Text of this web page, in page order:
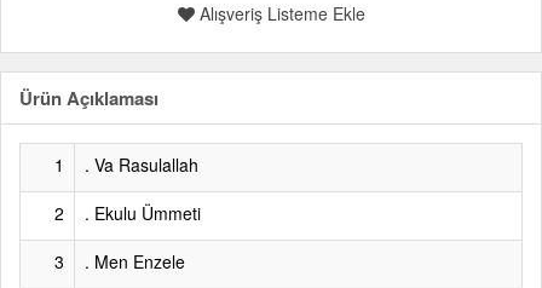
Alışveriş Listeme Ekle
Ürün Açıklaması
1
. Va Rasulallah
2
. Ekulu Ümmeti
3
. Men Enzele